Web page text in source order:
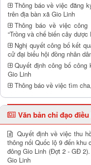
Thông báo về việc đăng
trên địa bàn xã Gio Linh
Thông báo về việc
“Trồng và chế biến cây dược
Nghị quyết công bố kết
cử đại biểu hội đồng nhân
Quyết định công bố
Gio Linh
Thông báo về việc tìm
Văn bản chỉ đạo điều
Quyết định về việc thu
thông nối Quốc lộ 9 đến khu
đông Gio Linh (Đợt 2 - GĐ
Gio Linh